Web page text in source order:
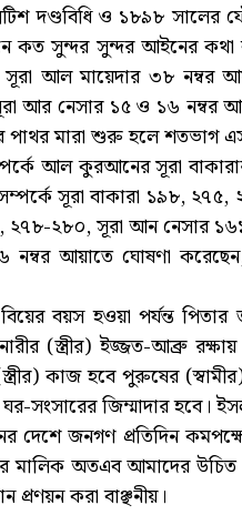
দণ্ডবিধি ও ১৮৯৮
সুন্দর সুন্দর আইনের কথা
আল মায়েদার ৩৮ নম্বর
আর নেসার ১৫ ও ১৬ নম্বর
পাথর মারা শুরু হলে
আল কুরআনের সূরা
সম্পর্কে সূরা বাকারা ১৯৮,
২৮০, সূরা আন নেসার ১৬১
নম্বর আয়াতে ঘোষণা
বয়স হওয়া পর্যন্ত
(স্ত্রীর) ইজ্জত-আব্রু রক্ষায়
কাজ হবে পুরুষের
ঘর-সংসারের জিম্মাদার
জনগণ প্রতিদিন
মালিক অতএব আমাদের
করা বাঞ্ছনীয়।